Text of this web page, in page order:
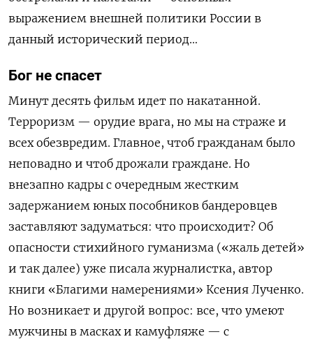
выражением внешней политики России в
данный исторический период…
Бог не спасет
Минут десять фильм идет по накатанной.
Терроризм — орудие врага, но мы на страже и
всех обезвредим. Главное, чтоб гражданам было
неповадно и чтоб дрожали граждане. Но
внезапно кадры с очередным жестким
задержанием юных пособников бандеровцев
заставляют задуматься: что происходит? Об
опасности стихийного гуманизма («жаль детей»
и так далее) уже писала журналистка, автор
книги «Благими намерениями» Ксения Лученко.
Но возникает и другой вопрос: все, что умеют
мужчины в масках и камуфляже — с